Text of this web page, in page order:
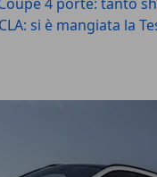
si è mangiata la